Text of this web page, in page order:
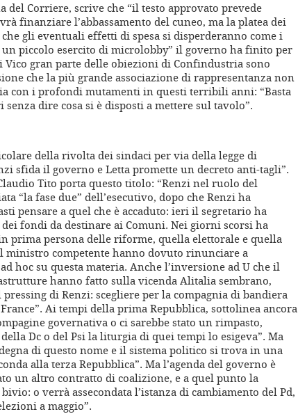
del Corriere, scrive che “il testo approvato prevede
finanziare l’abbassamento del cuneo, ma la platea dei
gli eventuali effetti di spesa si disperderanno come i
piccolo esercito di microlobby” il governo ha finito per
Vico gran parte delle obiezioni di Confindustria sono
che la più grande associazione di rappresentanza non
con i profondi mutamenti in questi terribili anni: “Basta
dire cosa si è disposti a mettere sul tavolo”.
della rivolta dei sindaci per via della legge di
sfida il governo e Letta promette un decreto anti-tagli”.
Tito porta questo titolo: “Renzi nel ruolo del
“la fase due” dell’esecutivo, dopo che Renzi ha
pensare a quel che è accaduto: ieri il segretario ha
fondi da destinare ai Comuni. Nei giorni scorsi ha
prima persona delle riforme, quella elettorale e quella
ministro competente hanno dovuto rinunciare a
hoc su questa materia. Anche l’inversione ad U che il
hanno fatto sulla vicenda Alitalia sembrano,
di Renzi: scegliere per la compagnia di bandiera
Ai tempi della prima Repubblica, sottolinea ancora
governativa o ci sarebbe stato un rimpasto,
Dc o del Psi la liturgia di quei tempi lo esigeva”. Ma
di questo nome e il sistema politico si trova in una
alla terza Repubblica”. Ma l’agenda del governo è
un altro contratto di coalizione, e a quel punto la
o verrà assecondata l’istanza di cambiamento del Pd,
a maggio”.